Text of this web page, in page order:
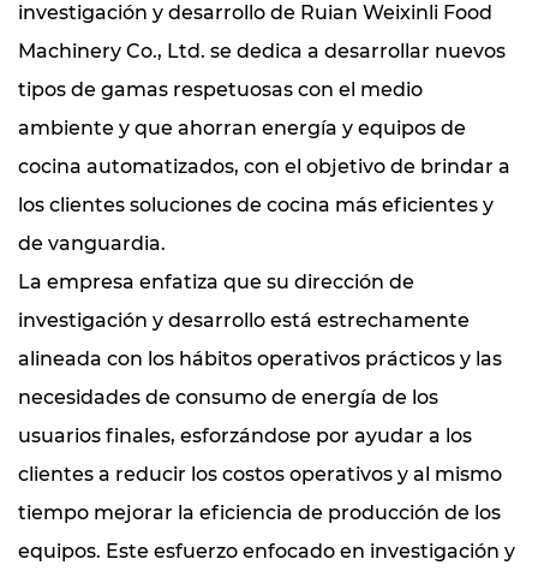
investigación y desarrollo de Ruian Weixinli Food
Machinery Co., Ltd. se dedica a desarrollar nuevos
tipos de gamas respetuosas con el medio
ambiente y que ahorran energía y equipos de
cocina automatizados, con el objetivo de brindar a
los clientes soluciones de cocina más eficientes y
de vanguardia.
La empresa enfatiza que su dirección de
investigación y desarrollo está estrechamente
alineada con los hábitos operativos prácticos y las
necesidades de consumo de energía de los
usuarios finales, esforzándose por ayudar a los
clientes a reducir los costos operativos y al mismo
tiempo mejorar la eficiencia de producción de los
equipos. Este esfuerzo enfocado en investigación y